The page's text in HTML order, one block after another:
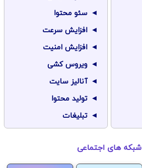
سئو محتوا
افزایش سرعت
افزایش امنیت
ویروس کشی
آنالیز سایت
تولید محتوا
تبلیغات
شبکه های اجتماعی